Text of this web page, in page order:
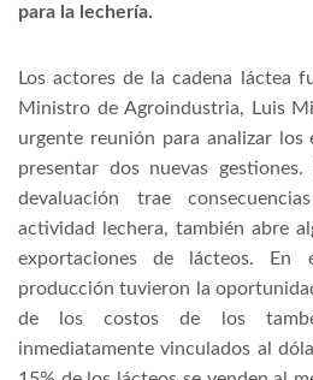
para la lechería.
Los actores de la cadena láctea
Ministro de Agroindustria, Luis
urgente reunión para analizar los
presentar dos nuevas
devaluación trae
actividad lechera, también abre
exportaciones de lácteos. En
producción tuvieron la
de los costos de los
inmediatamente vinculados al